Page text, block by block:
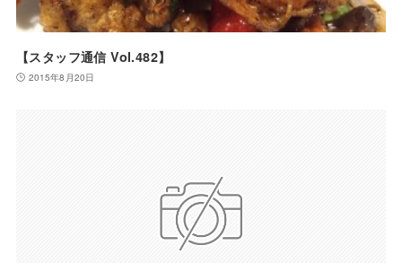
【スタッフ通信 Vol.482】
2015年8月20日